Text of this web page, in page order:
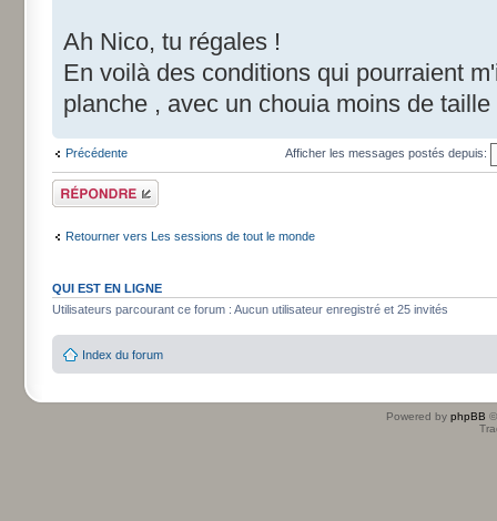
Ah Nico, tu régales !
En voilà des conditions qui pourraient
planche , avec un chouia moins de
Précédente Afficher les messages postés depuis:
Répondre
Retourner vers Les sessions de tout le monde
QUI EST EN LIGNE
Utilisateurs parcourant ce forum : Aucun utilisateur enregistré et 25 invités
Index du forum
Powered by phpBB